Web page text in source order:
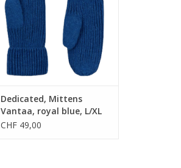
• GOTS-zertifiziert
ZUM WARENKORB HINZUFÜGEN
Dedicated, Mittens
Vantaa, royal blue, L/XL
CHF 49,00